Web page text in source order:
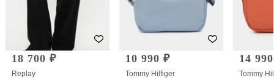
18 700 ₽
Replay
10 990 ₽
Tommy Hilfiger
14
Tommy